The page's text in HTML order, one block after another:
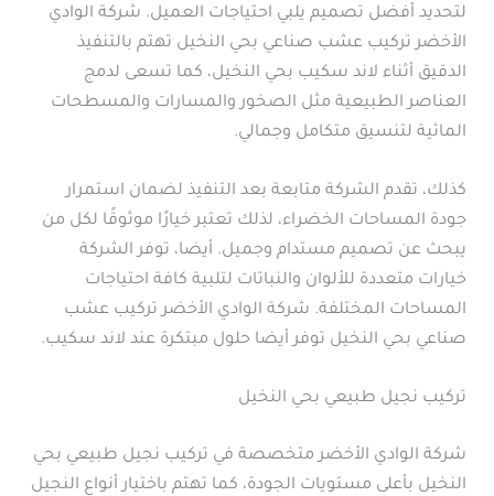
لتحديد أفضل تصميم يلبي احتياجات العميل. شركة الوادي
الأخضر تركيب عشب صناعي بحي النخيل تهتم بالتنفيذ
الدقيق أثناء لاند سكيب بحي النخيل، كما تسعى لدمج
العناصر الطبيعية مثل الصخور والمسارات والمسطحات
المائية لتنسيق متكامل وجمالي.
كذلك، تقدم الشركة متابعة بعد التنفيذ لضمان استمرار
جودة المساحات الخضراء، لذلك تعتبر خيارًا موثوقًا لكل من
يبحث عن تصميم مستدام وجميل. أيضا، توفر الشركة
خيارات متعددة للألوان والنباتات لتلبية كافة احتياجات
المساحات المختلفة. شركة الوادي الأخضر تركيب عشب
صناعي بحي النخيل توفر أيضا حلول مبتكرة عند لاند سكيب.
تركيب نجيل طبيعي بحي النخيل
شركة الوادي الأخضر متخصصة في تركيب نجيل طبيعي بحي
النخيل بأعلى مستويات الجودة، كما تهتم باختيار أنواع النجيل